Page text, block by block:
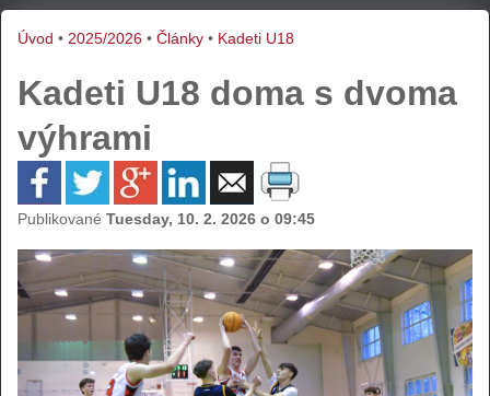
Úvod • 2025/2026 • Články • Kadeti U18
Kadeti U18 doma s dvoma
výhrami
Publikované Tuesday, 10. 2. 2026 o 09:45